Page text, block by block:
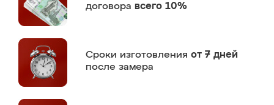
договора всего 10%
Сроки изготовления от 7 дней
после замера